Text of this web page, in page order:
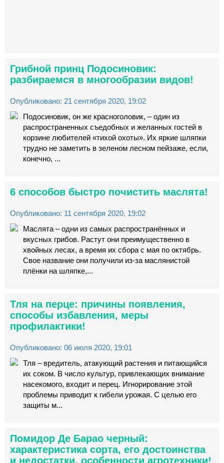
Грибной принц Подосиновик:
разбираемся в многообразии видов!
Опубликовано: 21 сентября 2020, 19:02
Подосиновик, он же красноголовик, – один из
распространенных съедобных и желанных гостей в
корзине любителей «тихой охоты». Их яркие шляпки
трудно не заметить в зеленом лесном пейзаже, если,
конечно, ...
6 способов быстро почистить маслята!
Опубликовано: 11 сентября 2020, 19:02
Маслята – одни из самых распространённых и
вкусных грибов. Растут они преимущественно в
хвойных лесах, а время их сбора с мая по октябрь.
Свое название они получили из-за маслянистой
плёнки на шляпке,...
Тля на перце: причины появления,
способы избавления, меры
профилактики!
Опубликовано: 06 июля 2020, 19:01
Тля – вредитель, атакующий растения и питающийся
их соком. В число культур, привлекающих внимание
насекомого, входит и перец. Игнорирование этой
проблемы приводит к гибели урожая. С целью его
защиты м...
Помидор Де Барао черный:
характеристика сорта, его достоинства
и недостатки, особенности агротехники!